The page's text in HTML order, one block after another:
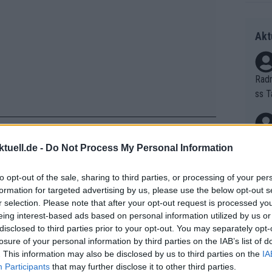
- Do Not Process My Personal Information
opt-out of the sale, sharing to third parties, or processing of your
for targeted advertising by us, please use the below opt-out
selection. Please note that after your opt-out request is processed
interest-based ads based on personal information utilized by us
to third parties prior to your opt-out. You may separately
of your personal information by third parties on the IAB’s list of
This information may also be disclosed by us to third parties on the
Participants that may further disclose it to other third parties.
hart, Vollgas, und genau das habe
Cycling News nach Etappe 19. „Ich
zu fahren.“
Vorschau, Profile, Favoriten &
ss
as
Auf
V?